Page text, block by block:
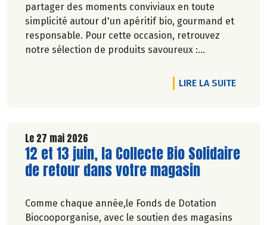
partager des moments conviviaux en toute
simplicité autour d'un apéritif bio, gourmand et
responsable. Pour cette occasion, retrouvez
notre sélection de produits savoureux :
croustillantes, gâteaux apéritifs gourmands, jus
de fruits rafraîchissants, kombuchas pétillants...
LIRE LA SUITEDE
Le 27 mai 2026
Lire la suite de l'article
12 et 13 juin, la Collecte Bio Solidaire
de retour dans votre magasin
Comme chaque année,le Fonds de Dotation
Biocooporganise, avec le soutien des magasins